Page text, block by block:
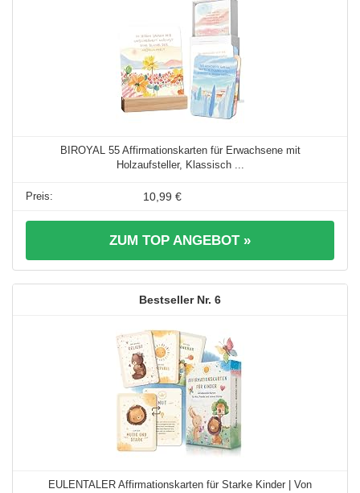
BIROYAL 55 Affirmationskarten für Erwachsene mit
Holzaufsteller, Klassisch ...
10,99 €
ZUM TOP ANGEBOT »
6
EULENTALER Affirmationskarten für Starke Kinder | Von